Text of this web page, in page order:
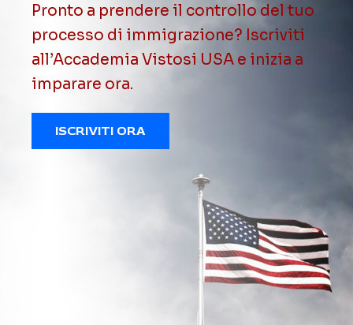
Pronto a prendere il controllo del tuo
processo di immigrazione? Iscriviti
all’Accademia Vistosi USA e inizia a
imparare ora.
ISCRIVITI ORA